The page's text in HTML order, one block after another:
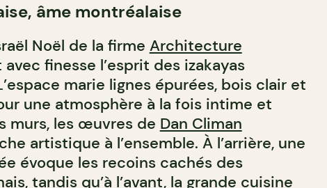
âme montréalaise
Noël de la firme Architecture
finesse l’esprit des izakayas
marie lignes épurées, bois clair et
une atmosphère à la fois intime et
murs, les œuvres de Dan Climan
artistique à l’ensemble. À l’arrière, une
évoque les recoins cachés des
tandis qu’à l’avant, la grande cuisine